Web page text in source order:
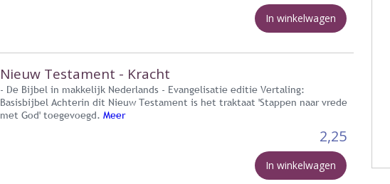
In winkelwagen
Nieuw Testament - Kracht
- De Bijbel in makkelijk Nederlands - Evangelisatie editie Vertaling:
Basisbijbel Achterin dit Nieuw Testament is het traktaat 'Stappen naar vrede
met God' toegevoegd. Meer
2,25
In winkelwagen